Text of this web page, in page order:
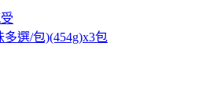
選/包)(454g)x3包